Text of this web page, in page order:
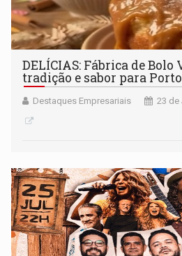
DELÍCIAS: Fábrica de
tradição e sabor para
Destaques Empresariais 23 de